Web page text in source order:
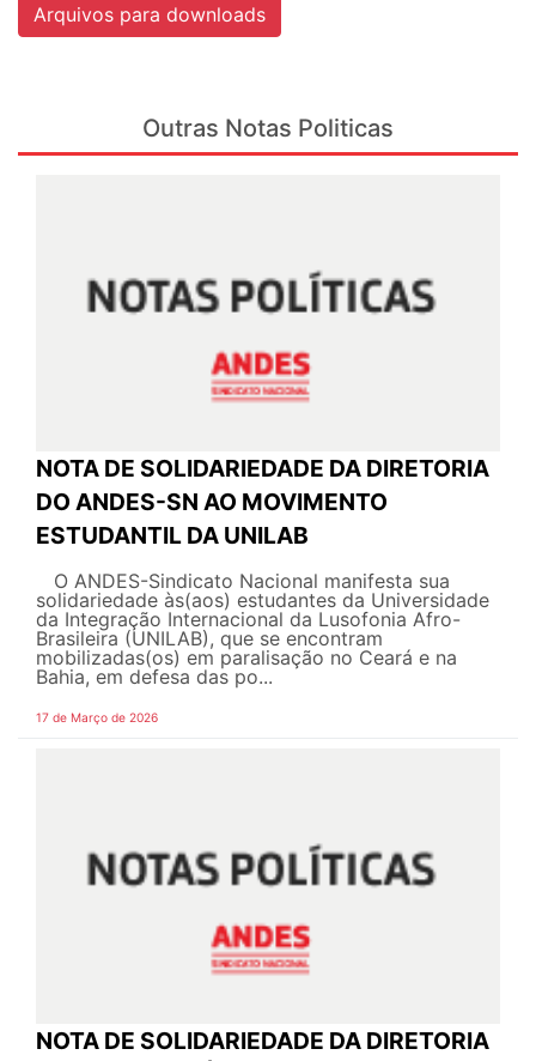
Arquivos para downloads
Outras Notas Politicas
NOTA DE SOLIDARIEDADE DA DIRETORIA
DO ANDES-SN AO MOVIMENTO
ESTUDANTIL DA UNILAB
O ANDES-Sindicato Nacional manifesta sua
solidariedade às(aos) estudantes da Universidade
da Integração Internacional da Lusofonia Afro-
Brasileira (UNILAB), que se encontram
mobilizadas(os) em paralisação no Ceará e na
Bahia, em defesa das po...
17 de Março de 2026
NOTA DE SOLIDARIEDADE DA DIRETORIA